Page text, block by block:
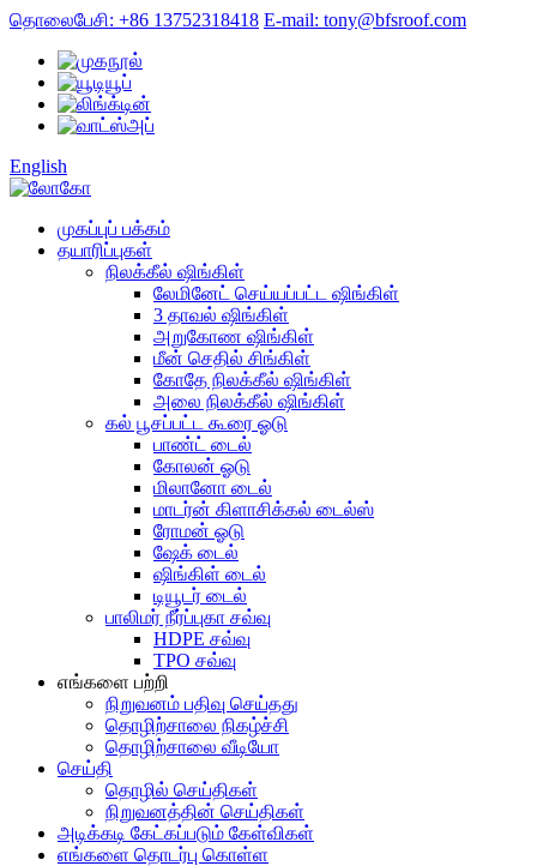
தொலைபேசி: +86 13752318418 E-mail: tony@bfsroof.com
English
முகப்புப் பக்கம்
தயாரிப்புகள்
நிலக்கீல் ஷிங்கிள்
லேமினேட் செய்யப்பட்ட ஷிங்கிள்
3 தாவல் ஷிங்கிள்
அறுகோண ஷிங்கிள்
மீன் செதில் சிங்கிள்
கோதே நிலக்கீல் ஷிங்கிள்
அலை நிலக்கீல் ஷிங்கிள்
கல் பூசப்பட்ட கூரை ஓடு
பாண்ட் டைல்
கோலன் ஓடு
மிலானோ டைல்
மாடர்ன் கிளாசிக்கல் டைல்ஸ்
ரோமன் ஓடு
ஷேக் டைல்
ஷிங்கிள் டைல்
டியூடர் டைல்
பாலிமர் நீர்ப்புகா சவ்வு
HDPE சவ்வு
TPO சவ்வு
எங்களை பற்றி
நிறுவனம் பதிவு செய்தது
தொழிற்சாலை நிகழ்ச்சி
தொழிற்சாலை வீடியோ
செய்தி
தொழில் செய்திகள்
நிறுவனத்தின் செய்திகள்
அடிக்கடி கேட்கப்படும் கேள்விகள்
எங்களை தொடர்பு கொள்ள